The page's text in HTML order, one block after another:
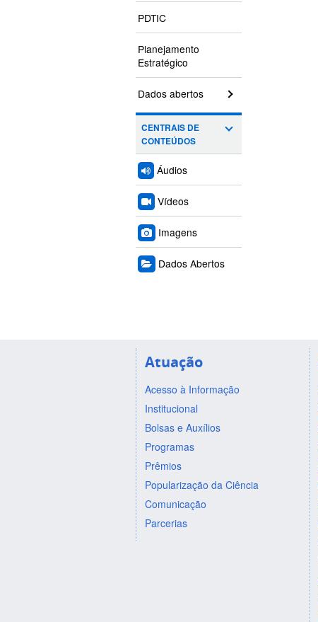
PDTIC
Planejamento
Estratégico
Dados abertos
CENTRAIS DE
CONTEÚDOS
Áudios
Vídeos
Imagens
Dados Abertos
Atuação
Acesso à Informação
Institucional
Bolsas e Auxílios
Programas
Prêmios
Popularização da Ciência
Comunicação
Parcerias